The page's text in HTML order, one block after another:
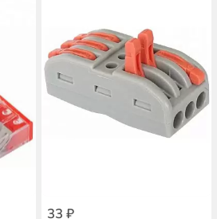
33 ₽